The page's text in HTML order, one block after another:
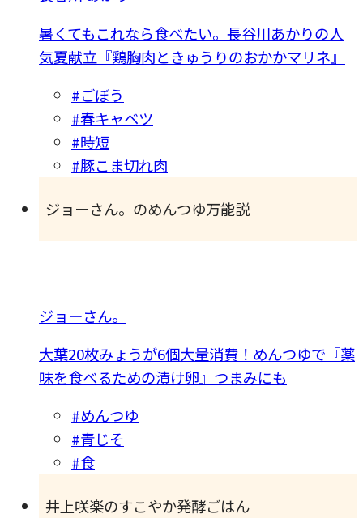
暑くてもこれなら食べたい。長谷川あかりの人
気夏献立『鶏胸肉ときゅうりのおかかマリネ』
#ごぼう
#春キャベツ
#時短
#豚こま切れ肉
ジョーさん。のめんつゆ万能説
ジョーさん。
大葉20枚みょうが6個大量消費！めんつゆで『薬
味を食べるための漬け卵』つまみにも
#めんつゆ
#青じそ
#食
井上咲楽のすこやか発酵ごはん